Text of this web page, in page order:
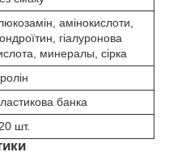
, амінокислоти,
, гіалуронова
, минералы, сірка
банка
шт.